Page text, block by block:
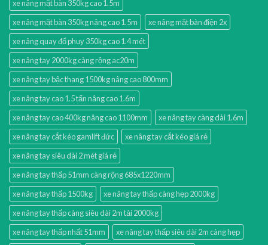
xe nâng mặt bàn 350kg cao 1.5m
xe nâng mặt bàn 350kg nâng cao 1.5m
xe nâng mặt bàn điện 2x
xe nâng quay đổ phuy 350kg cao 1.4 mét
xe nâng tay 2000kg càng rộng ac20m
xe nâng tay bậc thang 1500kg nâng cao 800mm
xe nâng tay cao 1.5 tấn nâng cao 1.6m
xe nâng tay cao 400kg nâng cao 1100mm
xe nâng tay càng dài 1.6m
xe nâng tay cắt kéo gamlift đức
xe nâng tay cắt kéo giá rẻ
xe nâng tay siêu dài 2 mét giá rẻ
xe nâng tay thấp 51mm càng rộng 685x1220mm
xe nâng tay thấp 1500kg
xe nâng tay thấp càng hẹp 2000kg
xe nâng tay thấp càng siêu dài 2m tải 2000kg
xe nâng tay thấp nhất 51mm
xe nâng tay thấp siêu dài 2m càng hẹp